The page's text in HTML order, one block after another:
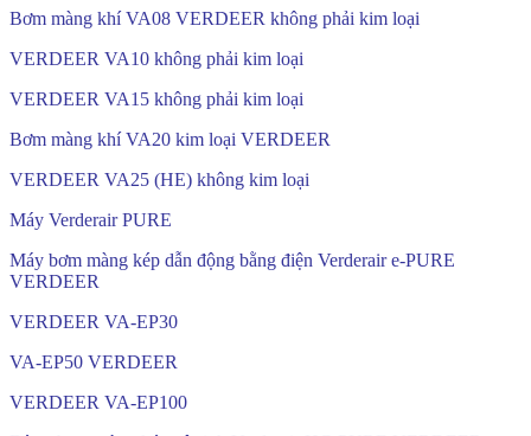
Bơm màng khí VA08 VERDEER không phải kim loại
VERDEER VA10 không phải kim loại
VERDEER VA15 không phải kim loại
Bơm màng khí VA20 kim loại VERDEER
VERDEER VA25 (HE) không kim loại
Máy Verderair PURE
Máy bơm màng kép dẫn động bằng điện Verderair e-PURE
VERDEER
VERDEER VA-EP30
VA-EP50 VERDEER
VERDEER VA-EP100